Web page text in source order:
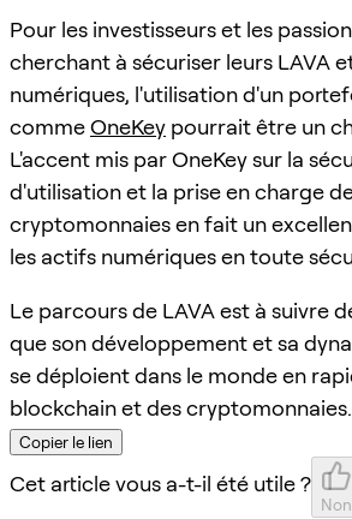
Pour les investisseurs et les
cherchant à sécuriser leurs LAVA
numériques, l'utilisation d'un
commeOneKey pourrait être un
L'accent mis par OneKey sur la
d'utilisation et la prise en charge
cryptomonnaies en fait un
les actifs numériques en toute
Le parcours de LAVA est à suivre
que son développement et sa
se déploient dans le monde en
blockchain et des cryptomonnaies.
Copier le lien
Cet article vous a-t-il été utile ?
Non